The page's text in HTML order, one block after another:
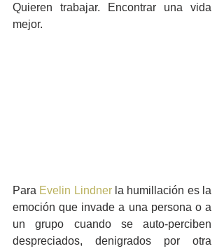
Quieren trabajar. Encontrar una vida
mejor.
Para Evelin Lindner la humillación es la
emoción que invade a una persona o a
un grupo cuando se auto-perciben
despreciados, denigrados por otra